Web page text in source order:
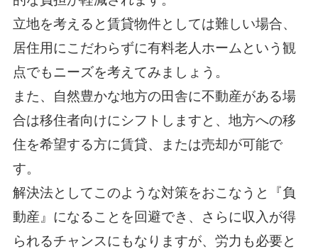
立地を考えると賃貸物件としては難しい場合、
居住用にこだわらずに有料老人ホームという観
点でもニーズを考えてみましょう。
また、自然豊かな地方の田舎に不動産がある場
合は移住者向けにシフトしますと、地方への移
住を希望する方に賃貸、または売却が可能で
す。
解決法としてこのような対策をおこなうと『負
動産』になることを回避でき、さらに収入が得
られるチャンスにもなりますが、労力も必要と